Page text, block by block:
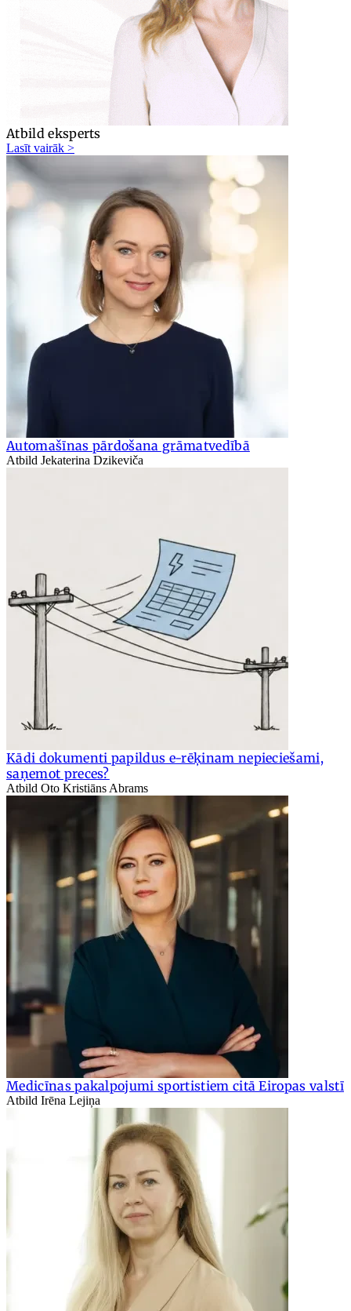
Atbild eksperts
Lasīt vairāk >
Automašīnas pārdošana grāmatvedībā
Atbild Jekaterina Dzikeviča
Kādi dokumenti papildus e-rēķinam nepieciešami,
saņemot preces?
Atbild Oto Kristiāns Abrams
Medicīnas pakalpojumi sportistiem citā Eiropas valstī
Atbild Irēna Lejiņa